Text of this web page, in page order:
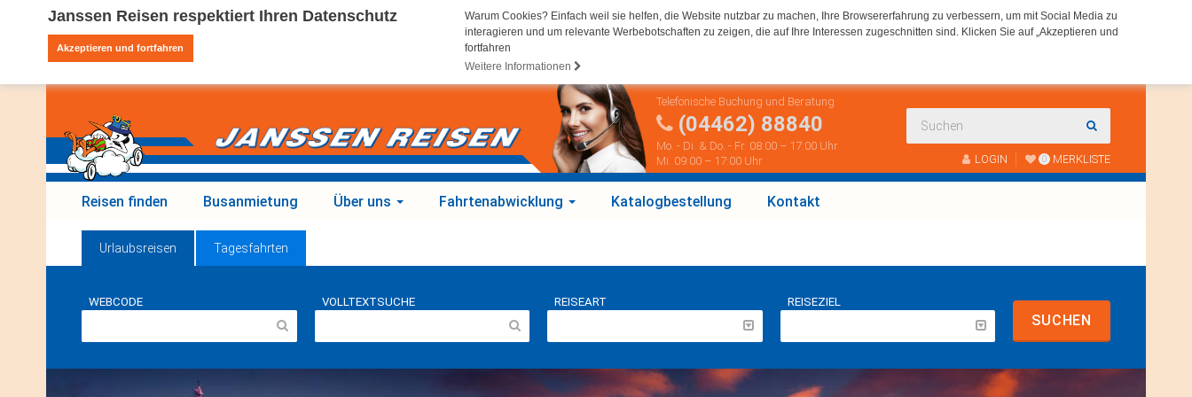
Janssen Reisen respektiert Ihren Datenschutz
Warum Cookies? Einfach weil sie helfen, die Website nutzbar zu machen, Ihre Browsererfahrung zu verbessern, um mit Social Media zu
interagieren und um relevante Werbebotschaften zu zeigen, die auf Ihre Interessen zugeschnitten sind. Klicken Sie auf „Akzeptieren und
fortfahren
Weitere Informationen
Akzeptieren und fortfahren
Telefonische Buchung und Beratung
(04462) 88840
Mo. - Di. & Do. - Fr. 08:00 – 17:00 Uhr
Mi. 09:00 – 17:00 Uhr
LOGIN 0 MERKLISTE
Reisen finden Busanmietung Über uns Fahrtenabwicklung Katalogbestellung Kontakt
Urlaubsreisen Tagesfahrten
WEBCODE VOLLTEXTSUCHE REISEART REISEZIEL